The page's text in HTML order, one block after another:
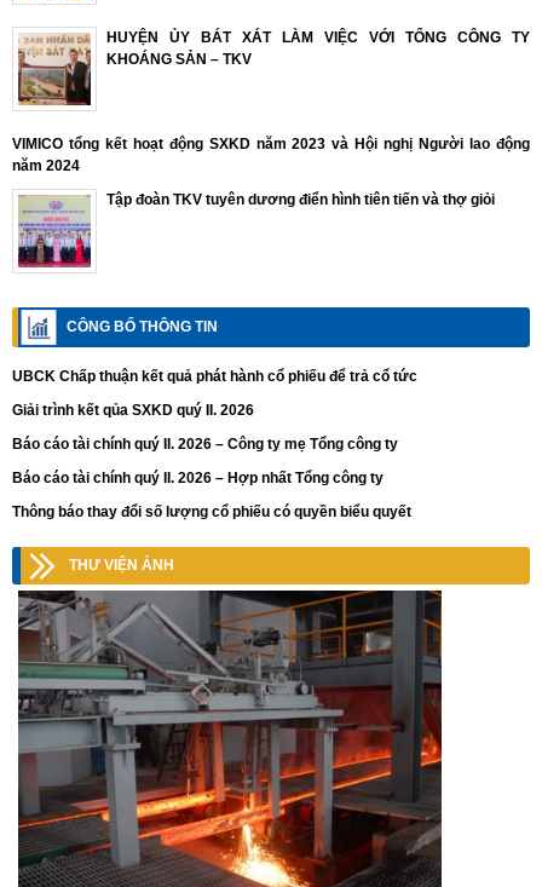
HUYỆN ỦY BÁT XÁT LÀM VIỆC VỚI TỔNG CÔNG TY
KHOÁNG SẢN – TKV
VIMICO tổng kết hoạt động SXKD năm 2023 và Hội nghị Người lao động
năm 2024
Tập đoàn TKV tuyên dương điển hình tiên tiến và thợ giỏi
CÔNG BỐ THÔNG TIN
UBCK Chấp thuận kết quả phát hành cổ phiếu để trả cổ tức
Giải trình kết qủa SXKD quý II. 2026
Báo cáo tài chính quý II. 2026 – Công ty mẹ Tổng công ty
Báo cáo tài chính quý II. 2026 – Hợp nhất Tổng công ty
Thông báo thay đổi số lượng cổ phiếu có quyền biểu quyết
THƯ VIỆN ẢNH